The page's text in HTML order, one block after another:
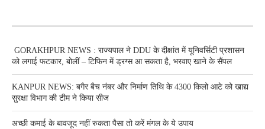
GORAKHPUR NEWS : राज्यपाल ने DDU के दीक्षांत में यूनिवर्सिटी प्रशासन
को लगाई फटकार, बोलीं – टिफिन में ड्रग्स आ सकता है, भरवाए खाने के सैंपल
KANPUR NEWS: बगैर बैच नंबर और निर्माण तिथि के 4300 किलो आटे को खाद्य
सुरक्षा विभाग की टीम ने किया सीज
अच्छी कमाई के बावजूद नहीं रुकता पैसा तो करें मंगल के ये उपाय